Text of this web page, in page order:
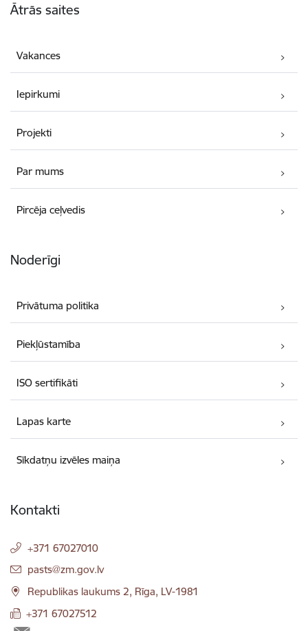
Ātrās saites
Vakances
Iepirkumi
Projekti
Par mums
Pircēja ceļvedis
Noderīgi
Privātuma politika
Piekļūstamība
ISO sertifikāti
Lapas karte
Sīkdatņu izvēles maiņa
Kontakti
+371 67027010
E-pasts:
pasts@zm.gov.lv
Republikas laukums 2, Rīga, LV-1981
+371 67027512